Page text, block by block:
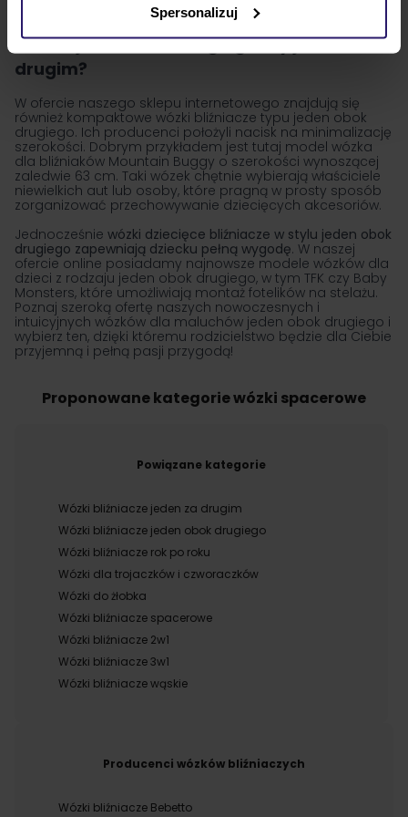
Spersonalizuj
foteliki samochodowe foteliki RWF
Wózek jeden obok drugiego czy jeden za
drugim?
W ofercie naszego sklepu internetowego znajdują się
również kompaktowe wózki bliźniacze typu jeden obok
drugiego. Ich producenci położyli nacisk na minimalizację
szerokości. Dobrym przykładem jest tutaj model wózka
dla bliźniaków Mountain Buggy o szerokości wynoszącej
zaledwie 63 cm. Taki wózek chętnie wybierają właściciele
niewielkich aut lub osoby, które pragną w prosty sposób
zorganizować przechowywanie dziecięcych akcesoriów.
Jednocześnie wózki dziecięce bliźniacze w stylu jeden obok
drugiego zapewniają dziecku pełną wygodę. W naszej
ofercie online posiadamy najnowsze modele wózków dla
dzieci z rodzaju jeden obok drugiego, w tym TFK czy Baby
Monsters, które umożliwiają montaż fotelików na stelażu.
Poznaj szeroką ofertę naszych nowoczesnych i
intuicyjnych wózków dla maluchów jeden obok drugiego i
wybierz ten, dzięki któremu rodzicielstwo będzie dla Ciebie
przyjemną i pełną pasji przygodą!
Proponowane kategorie wózki spacerowe
Powiązane kategorie
Wózki bliźniacze jeden za drugim
Wózki bliźniacze jeden obok drugiego
Wózki bliźniacze rok po roku
Wózki dla trojaczków i czworaczków
Wózki do żłobka
Wózki bliźniacze spacerowe
Wózki bliźniacze 2w1
Wózki bliźniacze 3w1
Wózki bliźniacze wąskie
Producenci wózków bliźniaczych
Wózki bliźniacze Bebetto